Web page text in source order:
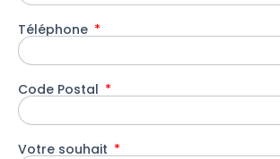
Téléphone
Code Postal
Votre souhait